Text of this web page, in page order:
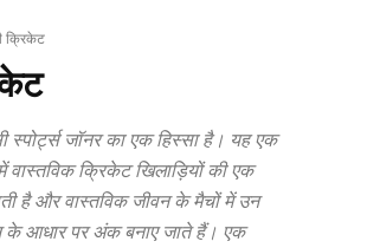
क्रिकेट
जॉनर का एक हिस्सा है। यह एक
क्रिकेट खिलाड़ियों की एक
है और वास्तविक जीवन के मैचों में उन
के आधार पर अंक बनाए जाते हैं। एक